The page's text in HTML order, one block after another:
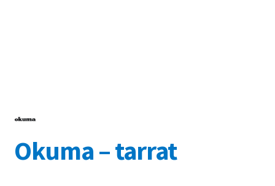
Tietoa meistä
Okuma – tarrat